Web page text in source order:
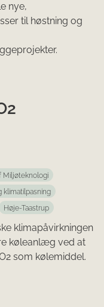
nye,
til høstning og
Miljøteknologi
klimatilpasning
Høje-Taastrup
klimapåvirkningen
køleanlæg ved at
som kølemiddel.